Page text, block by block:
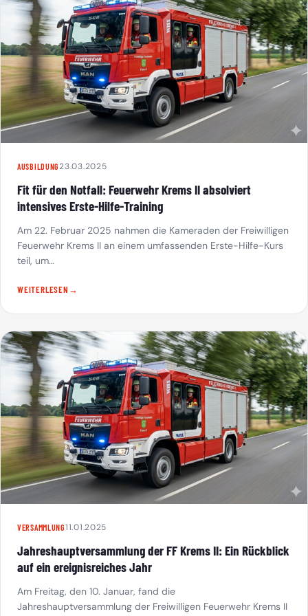
AUSBILDUNG23.03.2025
Fit für den Notfall: Feuerwehr Krems II absolviert
intensives Erste-Hilfe-Training
Am 22. Februar 2025 nahmen die Kameraden der Freiwilligen
Feuerwehr Krems II an einem umfassenden Erste-Hilfe-Kurs
teil, um…
WEITERLESEN
VERSAMMLUNG11.01.2025
Jahreshauptversammlung der FF Krems II: Ein Rückblick
auf ein ereignisreiches Jahr
Am Freitag, den 10. Januar, fand die
Jahreshauptversammlung der Freiwilligen Feuerwehr Krems II